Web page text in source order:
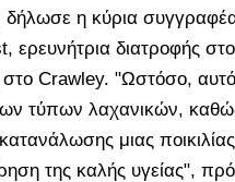
δήλωσε η κύρια
ερευνήτρια διατροφής
Crawley. "Ωστόσο,
τύπων λαχανικών,
μιας
της καλής υγείας",